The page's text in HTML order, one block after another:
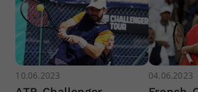
10.06.2023 04.06.2023